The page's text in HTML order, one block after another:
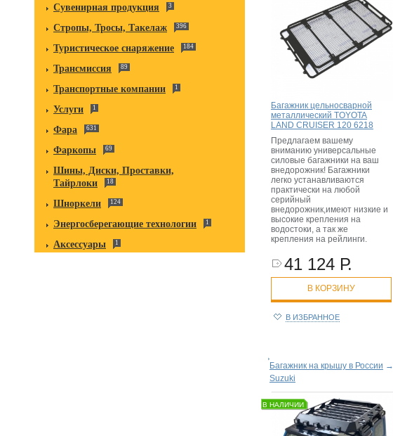
Сувенирная продукция 3
Стропы, Тросы, Такелаж 396
Туристическое снаряжение 184
Трансмиссия 89
Транспортные компании 1
Услуги 1
Фара 631
Фаркопы 69
Шины, Диски, Проставки,
Тайрлоки
18
Шноркели 124
Энергосберегающие технологии 1
Аксессуары 1
Багажник цельносварной
металлический TOYOTA
LAND CRUISER 120 6218
Предлагаем вашему
вниманию универсальные
силовые багажники на ваш
внедорожник! Багажники
легко устанавливаются
практически на любой
серийный
внедорожник,имеют низкие и
высокие крепления на
водостоки, а так же
крепления на рейлинги.
41 124 Р.
В КОРЗИНУ
В ИЗБРАННОЕ
Багажник на крышу в России →
Suzuki
В НАЛИЧИИ